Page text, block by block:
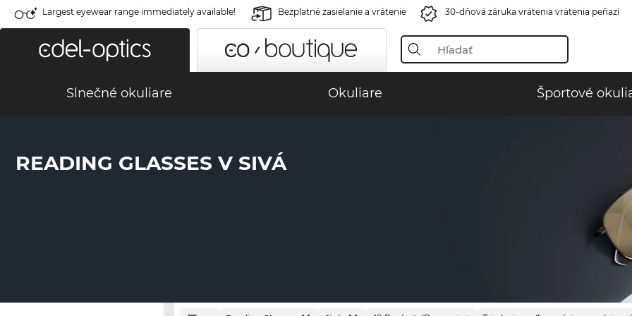
Largest eyewear range immediately available! Bezplatné zasielanie a vrátenie 30-dňová záruka vrátenia vrátenia peňazí
Slnečné okuliare Okuliare Športové
READING GLASSES V SIVÁ